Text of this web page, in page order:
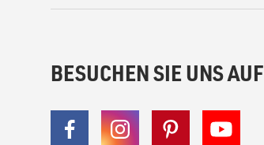
BESUCHEN SIE UNS AUF